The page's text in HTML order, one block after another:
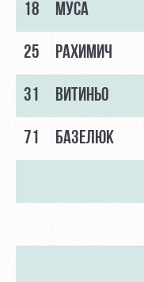
18 МУСА
25 РАХИМИЧ
31 ВИТИНЬО
71 БАЗЕЛЮК